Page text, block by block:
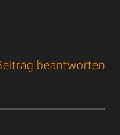
beantworten